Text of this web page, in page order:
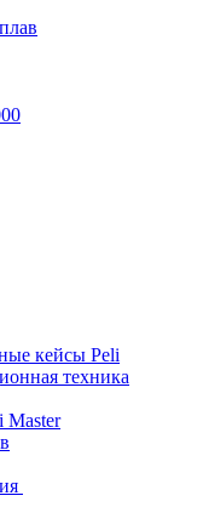
кейсы Peli
техника
Master